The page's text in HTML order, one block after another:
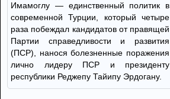
Имамоглу — единственный политик в
современной Турции, который четыре
раза побеждал кандидатов от правящей
Партии справедливости и развития
(ПСР), нанося болезненные поражения
лично лидеру ПСР и президенту
республики Реджепу Тайипу Эрдогану.